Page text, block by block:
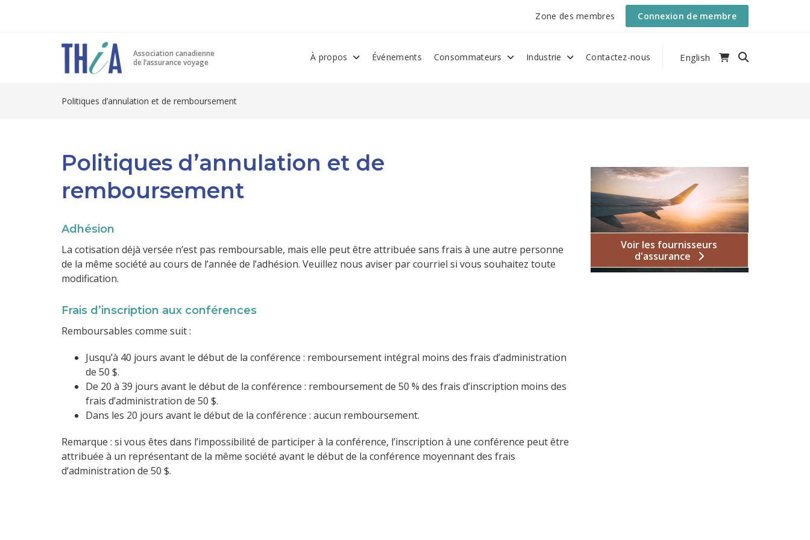
Zone des membres Connexion de membre
Association canadienne
de l’assurance voyage
À propos Événements Consommateurs Industrie Contactez-nous English
Politiques d’annulation et de remboursement
Politiques d’annulation et de
remboursement
Adhésion
La cotisation déjà versée n’est pas remboursable, mais elle peut être attribuée sans frais à une autre personne
de la même société au cours de l’année de l’adhésion. Veuillez nous aviser par courriel si vous souhaitez toute
modification.
Frais d’inscription aux conférences
Remboursables comme suit :
Jusqu’à 40 jours avant le début de la conférence : remboursement intégral moins des frais d’administration
de 50 $.
De 20 à 39 jours avant le début de la conférence : remboursement de 50 % des frais d’inscription moins des
frais d’administration de 50 $.
Dans les 20 jours avant le début de la conférence : aucun remboursement.
Remarque : si vous êtes dans l’impossibilité de participer à la conférence, l’inscription à une conférence peut être
attribuée à un représentant de la même société avant le début de la conférence moyennant des frais
d’administration de 50 $.
Voir les fournisseurs
d'assurance